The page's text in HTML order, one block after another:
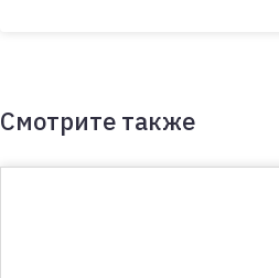
Смотрите также